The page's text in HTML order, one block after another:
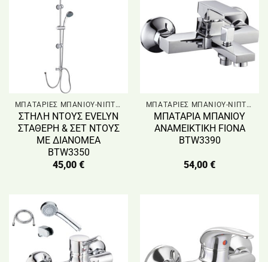
ΜΠΑΤΑΡΙΕΣ ΜΠΑΝΙΟΥ-ΝΙΠΤΗΡΑ & ΣΤΗΛΗ ΝΤΟΥΣ
ΣΤΗΛΗ ΝΤΟΥΣ EVELYN
ΣΤΑΘΕΡΗ & ΣΕΤ ΝΤΟΥΣ
ΜΕ ΔΙΑΝΟΜΕΑ
BTW3350
45,00 €
ΜΠΑΤΑΡΙΕΣ ΜΠΑΝΙΟΥ-ΝΙΠΤΗΡΑ & ΣΤΗΛΗ ΝΤΟΥΣ
ΜΠΑΤΑΡΙΑ ΜΠΑΝΙΟΥ
ΑΝΑΜΕΙΚΤΙΚΗ FIONA
BTW3390
54,00 €